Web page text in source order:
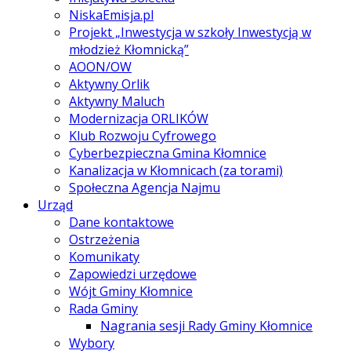
NiskaEmisja.pl
Projekt „Inwestycja w szkoły Inwestycją w
młodzież Kłomnicką”
AOON/OW
Aktywny Orlik
Aktywny Maluch
Modernizacja ORLIKÓW
Klub Rozwoju Cyfrowego
Cyberbezpieczna Gmina Kłomnice
Kanalizacja w Kłomnicach (za torami)
Społeczna Agencja Najmu
Urząd
Dane kontaktowe
Ostrzeżenia
Komunikaty
Zapowiedzi urzędowe
Wójt Gminy Kłomnice
Rada Gminy
Nagrania sesji Rady Gminy Kłomnice
Wybory